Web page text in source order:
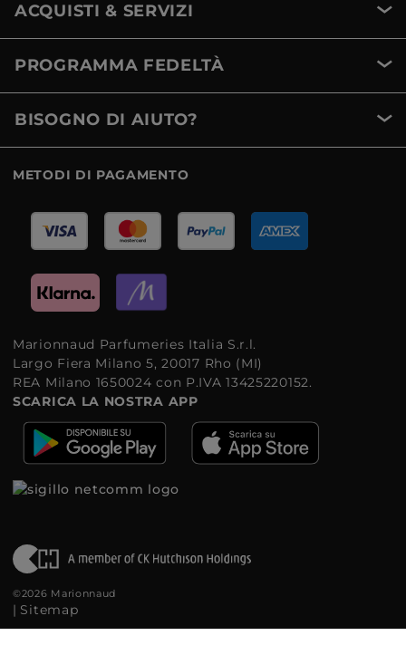
ACQUISTI & SERVIZI
PROGRAMMA FEDELTÀ
BISOGNO DI AIUTO?
METODI DI PAGAMENTO
Marionnaud Parfumeries Italia S.r.l.
Largo Fiera Milano 5, 20017 Rho (MI)
REA Milano 1650024 con P.IVA 13425220152.
SCARICA LA NOSTRA APP
©2026 Marionnaud
| Sitemap